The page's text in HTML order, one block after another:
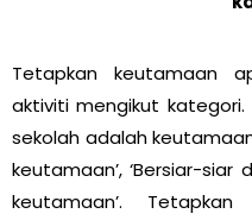
Tetapkan keutamaan
aktiviti mengikut kategori.
sekolah adalah
keutamaan’, ‘Bersiar-
keutamaan’.